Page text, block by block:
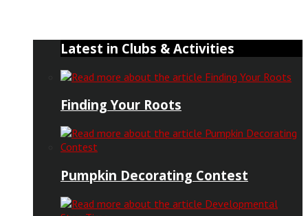
Latest in Clubs & Activities
Finding Your Roots
Pumpkin Decorating Contest